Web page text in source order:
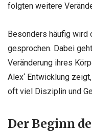
folgten weitere
Besonders häufig wird
gesprochen. Dabei
Veränderung ihres
Alex‘ Entwicklung
oft viel Disziplin und
Der Beginn